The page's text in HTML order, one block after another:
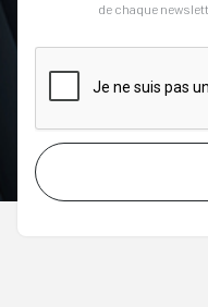
de chaque